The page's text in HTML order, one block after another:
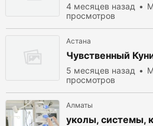
4 месяцев назад
просмотров
Астана
Чувственный
5 месяцев назад
просмотров
Алматы
уколы, системы,